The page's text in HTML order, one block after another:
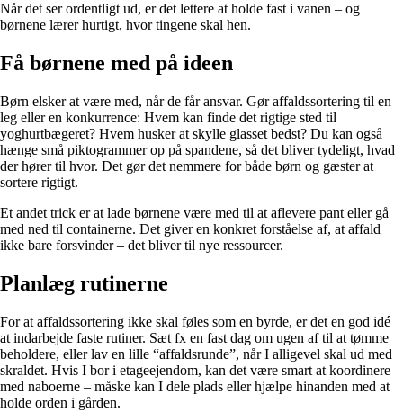
Når det ser ordentligt ud, er det lettere at holde fast i vanen – og
børnene lærer hurtigt, hvor tingene skal hen.
Få børnene med på ideen
Børn elsker at være med, når de får ansvar. Gør affaldssortering til en
leg eller en konkurrence: Hvem kan finde det rigtige sted til
yoghurtbægeret? Hvem husker at skylle glasset bedst? Du kan også
hænge små piktogrammer op på spandene, så det bliver tydeligt, hvad
der hører til hvor. Det gør det nemmere for både børn og gæster at
sortere rigtigt.
Et andet trick er at lade børnene være med til at aflevere pant eller gå
med ned til containerne. Det giver en konkret forståelse af, at affald
ikke bare forsvinder – det bliver til nye ressourcer.
Planlæg rutinerne
For at affaldssortering ikke skal føles som en byrde, er det en god idé
at indarbejde faste rutiner. Sæt fx en fast dag om ugen af til at tømme
beholdere, eller lav en lille “affaldsrunde”, når I alligevel skal ud med
skraldet. Hvis I bor i etageejendom, kan det være smart at koordinere
med naboerne – måske kan I dele plads eller hjælpe hinanden med at
holde orden i gården.